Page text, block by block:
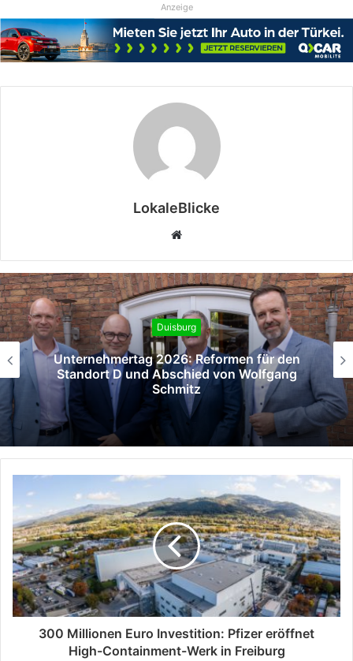
Anzeige
LokaleBlicke
Webseite
Duisburg
Unternehmertag 2026: Reformen für den
Standort D und Abschied von Wolfgang
Schmitz
300 Millionen Euro Investition: Pfizer eröffnet
High-Containment-Werk in Freiburg